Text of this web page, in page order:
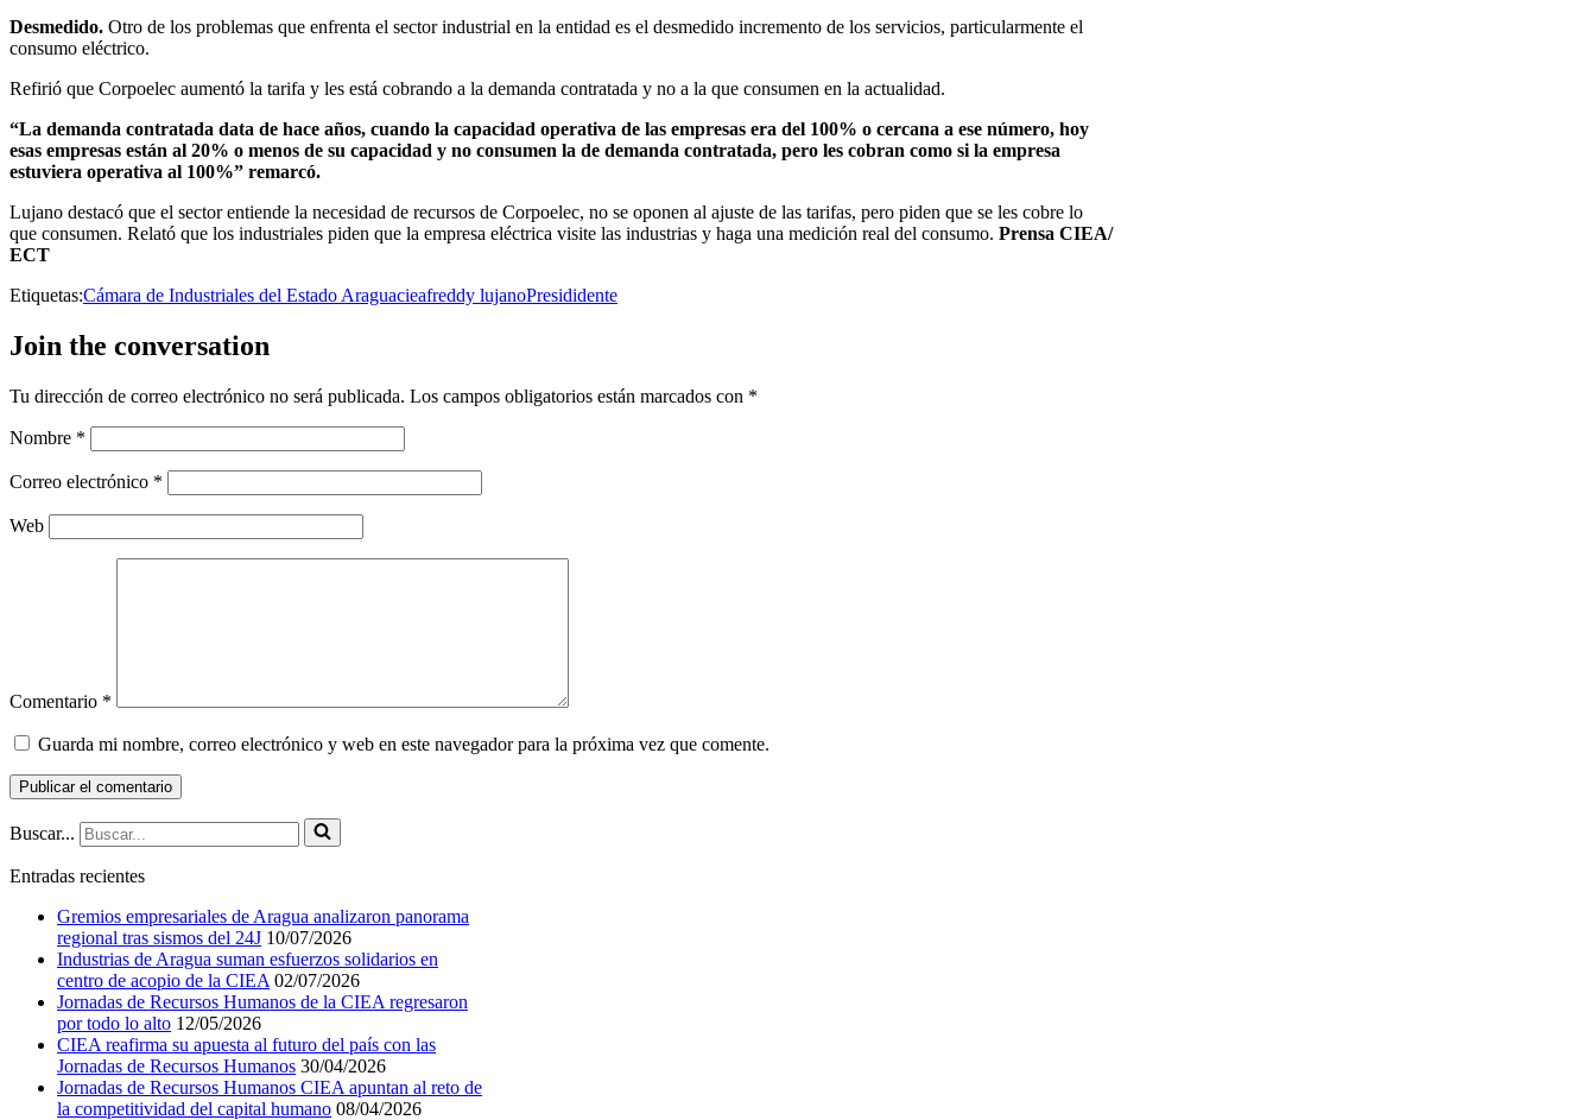
Desmedido. Otro de los problemas que enfrenta el sector industrial en la entidad es el desmedido incremento de los servicios, particularmente el
consumo eléctrico.
Refirió que Corpoelec aumentó la tarifa y les está cobrando a la demanda contratada y no a la que consumen en la actualidad.
“La demanda contratada data de hace años, cuando la capacidad operativa de las empresas era del 100% o cercana a ese número, hoy
esas empresas están al 20% o menos de su capacidad y no consumen la de demanda contratada, pero les cobran como si la empresa
estuviera operativa al 100%” remarcó.
Lujano destacó que el sector entiende la necesidad de recursos de Corpoelec, no se oponen al ajuste de las tarifas, pero piden que se les cobre lo
que consumen. Relató que los industriales piden que la empresa eléctrica visite las industrias y haga una medición real del consumo. Prensa CIEA/
ECT
Etiquetas:Cámara de Industriales del Estado Araguacieafreddy lujanoPresididente
Join the conversation
Tu dirección de correo electrónico no será publicada. Los campos obligatorios están marcados con *
Nombre *
Correo electrónico *
Web
Comentario *
Guarda mi nombre, correo electrónico y web en este navegador para la próxima vez que comente.
Buscar...
Entradas recientes
Gremios empresariales de Aragua analizaron panorama
regional tras sismos del 24J 10/07/2026
Industrias de Aragua suman esfuerzos solidarios en
centro de acopio de la CIEA 02/07/2026
Jornadas de Recursos Humanos de la CIEA regresaron
por todo lo alto 12/05/2026
CIEA reafirma su apuesta al futuro del país con las
Jornadas de Recursos Humanos 30/04/2026
Jornadas de Recursos Humanos CIEA apuntan al reto de
la competitividad del capital humano 08/04/2026